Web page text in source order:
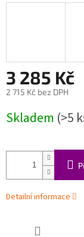
3 285 Kč
2 715 Kč bez DPH
cena:
Skladem (>5
Detailní informace